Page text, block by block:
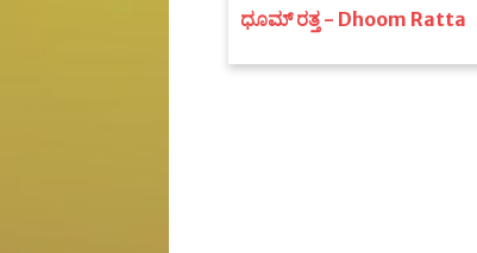
ಧೂಮ್ ರತ್ತ - Dhoom Ratta